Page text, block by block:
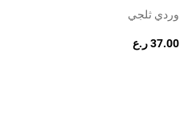
وردي ثلجي
37.00 ر.ع